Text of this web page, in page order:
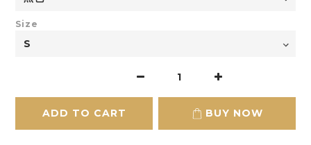
Size
ADD TO CART BUY NOW